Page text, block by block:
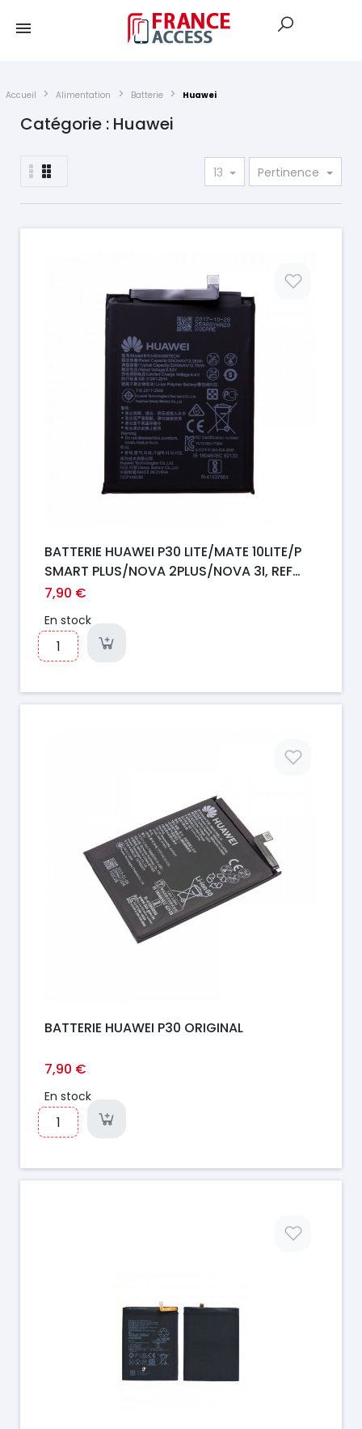
Accueil Alimentation Batterie Huawei
Catégorie : Huawei
13 Pertinence
BATTERIE HUAWEI P30 LITE/MATE 10LITE/P
SMART PLUS/NOVA 2PLUS/NOVA 3I, REF
HB356687ECW
7,90 €
En stock
BATTERIE HUAWEI P30 ORIGINAL
7,90 €
En stock